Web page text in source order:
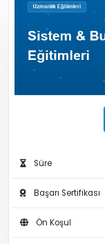
Süre
Başarı Sertifikası
Ön Koşul